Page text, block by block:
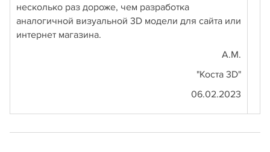
несколько раз дороже, чем разработка
аналогичной визуальной 3D модели для сайта или
интернет магазина.
А.М.
"Коста 3D"
06.02.2023